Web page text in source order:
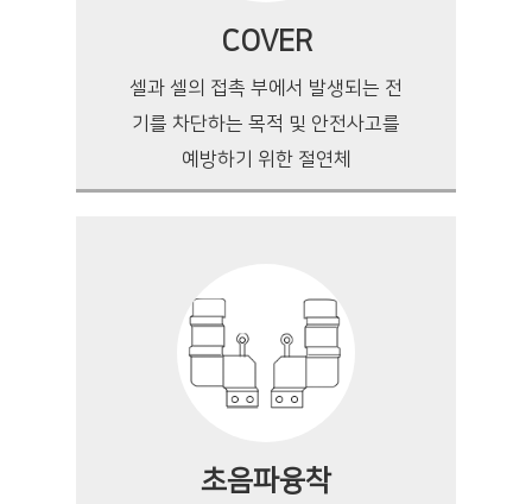
COVER
셀과 셀의 접촉 부에서 발생되는 전
기를 차단하는 목적 및 안전사고를
예방하기 위한 절연체
초음파융착